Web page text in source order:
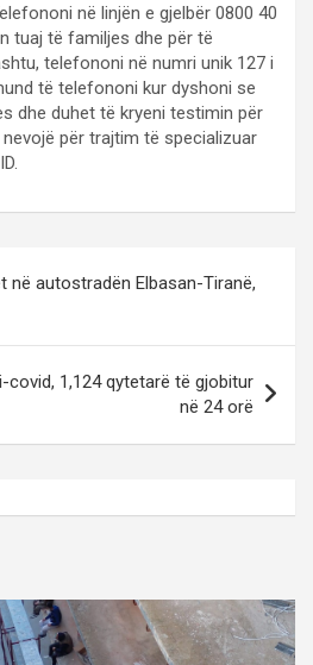
në linjën e gjelbër 0800 40
tuaj të familjes dhe për të
telefononi në numri unik 127 i
të telefononi kur dyshoni se
dhe duhet të kryeni testimin për
për trajtim të specializuar
në autostradën Elbasan-Tiranë,
1,124 qytetarë të gjobitur
në 24 orë